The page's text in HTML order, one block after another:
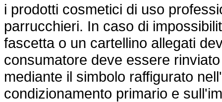
i prodotti cosmetici di uso
parrucchieri. In caso di
fascetta o un cartellino allegati
consumatore deve essere
mediante il simbolo raffigurato
condizionamento primario e